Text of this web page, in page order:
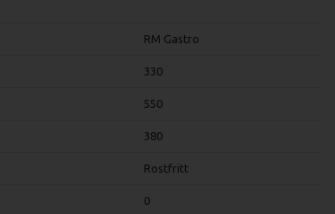
RM Gastro
330
550
380
Rostfritt
0